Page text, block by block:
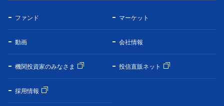
ファンド マーケット
動画 会社情報
機関投資家のみなさま 投信直販ネット
採用情報